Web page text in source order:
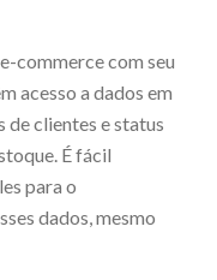
commerce com seu
acesso a dados em
de clientes e status
É fácil
para o
dados, mesmo